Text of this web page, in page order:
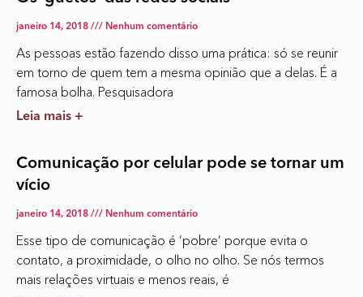
janeiro 14, 2018 Nenhum comentário
As pessoas estão fazendo disso uma prática: só se reunir
em torno de quem tem a mesma opinião que a delas. É a
famosa bolha. Pesquisadora
Leia mais +
Comunicação por celular pode se tornar um
vício
janeiro 14, 2018 Nenhum comentário
Esse tipo de comunicação é ‘pobre’ porque evita o
contato, a proximidade, o olho no olho. Se nós termos
mais relações virtuais e menos reais, é